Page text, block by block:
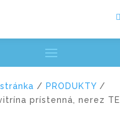
/ PRODUKTY /
prístenná, nerez